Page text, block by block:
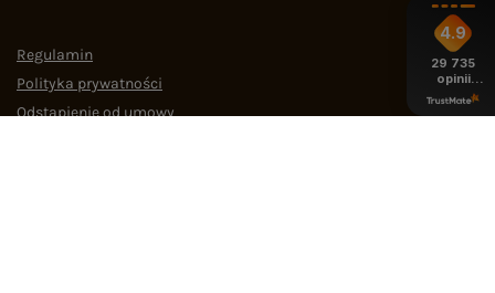
Regulamin
Polityka prywatności
Odstąpienie od umowy
4.9
29 735
opinii
z całego